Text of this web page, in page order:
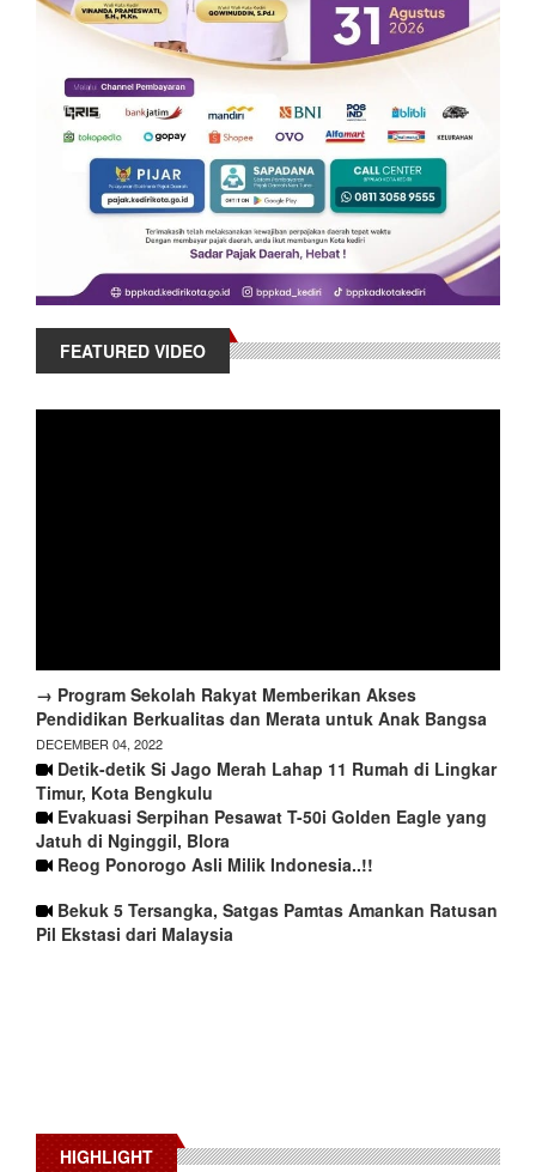
FEATURED VIDEO
→ Program Sekolah Rakyat Memberikan Akses
Pendidikan Berkualitas dan Merata untuk Anak Bangsa
DECEMBER 04, 2022
Detik-detik Si Jago Merah Lahap 11 Rumah di Lingkar
Timur, Kota Bengkulu
Evakuasi Serpihan Pesawat T-50i Golden Eagle yang
Jatuh di Nginggil, Blora
Reog Ponorogo Asli Milik Indonesia..!!
Bekuk 5 Tersangka, Satgas Pamtas Amankan Ratusan
Pil Ekstasi dari Malaysia
HIGHLIGHT